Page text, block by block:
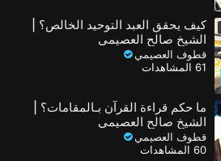
كيف يحقق العبد التوحيد الخالص؟ |
الشيخ صالح العصيمي
قطوف العصيمي
61 المشاهدات
ما حكم قراءة القرآن بـالمقامات؟ |
الشيخ صالح العصيمي
قطوف العصيمي
60 المشاهدات